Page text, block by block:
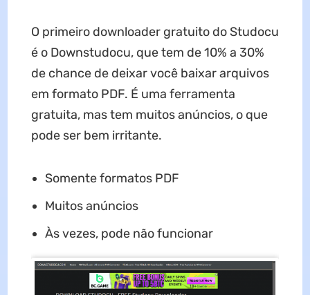
O primeiro downloader gratuito do Studocu
é o Downstudocu, que tem de 10% a 30%
de chance de deixar você baixar arquivos
em formato PDF. É uma ferramenta
gratuita, mas tem muitos anúncios, o que
pode ser bem irritante.
Somente formatos PDF
Muitos anúncios
Às vezes, pode não funcionar